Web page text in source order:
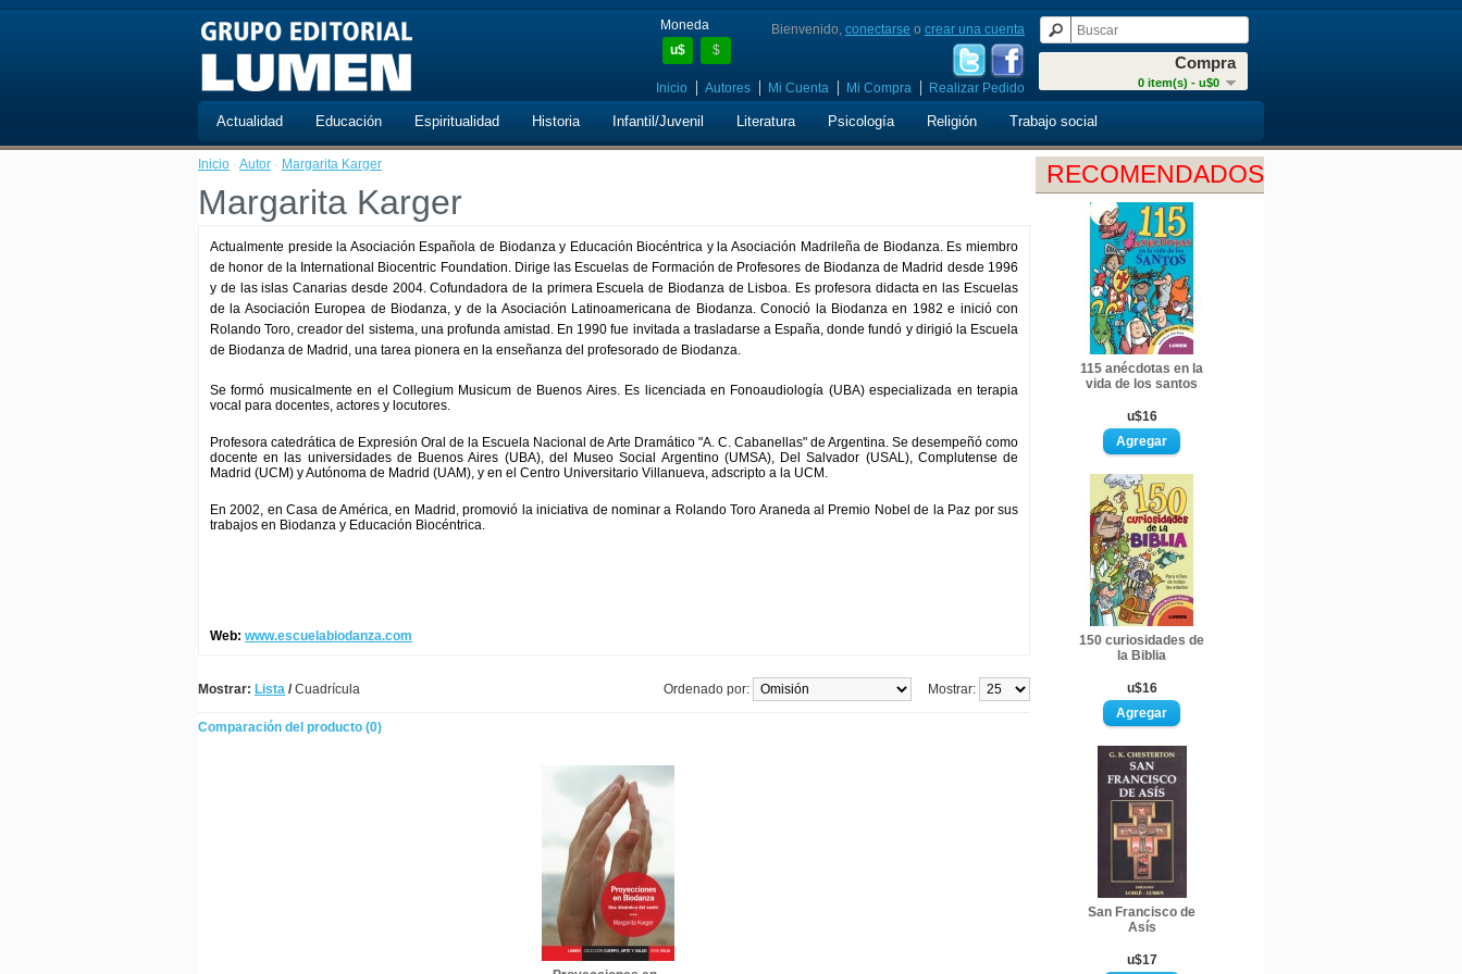
Moneda
u$
$
Compra
0 item(s) - u$0
Bienvenido, conectarse o crear una cuenta
Inicio Autores Mi Cuenta Mi Compra Realizar Pedido
Actualidad Educación Espiritualidad Historia Infantil/Juvenil Literatura Psicología Religión Trabajo social
RECOMENDADOS
115 anécdotas en la
vida de los santos
u$16
150 curiosidades de
la Biblia
u$16
San Francisco de
Asís
u$17
Inicio · Autor · Margarita Karger
Margarita Karger
Actualmente preside la Asociación Española de Biodanza y Educación Biocéntrica y la Asociación Madrileña de Biodanza. Es miembro
de honor de la International Biocentric Foundation. Dirige las Escuelas de Formación de Profesores de Biodanza de Madrid desde 1996
y de las islas Canarias desde 2004. Cofundadora de la primera Escuela de Biodanza de Lisboa. Es profesora didacta en las Escuelas
de la Asociación Europea de Biodanza, y de la Asociación Latinoamericana de Biodanza. Conoció la Biodanza en 1982 e inició con
Rolando Toro, creador del sistema, una profunda amistad. En 1990 fue invitada a trasladarse a España, donde fundó y dirigió la Escuela
de Biodanza de Madrid, una tarea pionera en la enseñanza del profesorado de Biodanza.
Se formó musicalmente en el Collegium Musicum de Buenos Aires. Es licenciada en Fonoaudiología (UBA) especializada en terapia
vocal para docentes, actores y locutores.
Profesora catedrática de Expresión Oral de la Escuela Nacional de Arte Dramático "A. C. Cabanellas" de Argentina. Se desempeñó como
docente en las universidades de Buenos Aires (UBA), del Museo Social Argentino (UMSA), Del Salvador (USAL), Complutense de
Madrid (UCM) y Autónoma de Madrid (UAM), y en el Centro Universitario Villanueva, adscripto a la UCM.
En 2002, en Casa de América, en Madrid, promovió la iniciativa de nominar a Rolando Toro Araneda al Premio Nobel de la Paz por sus
trabajos en Biodanza y Educación Biocéntrica.
Web: www.escuelabiodanza.com
Mostrar: Lista /Cuadrícula Mostrar:
Ordenado por:
Comparación del producto (0)